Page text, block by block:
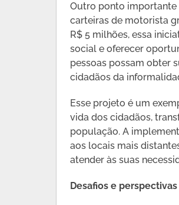
Outro ponto importante
carteiras de motorista
R$ 5 milhões, essa
social e oferecer
pessoas possam obter
cidadãos da
Esse projeto é um
vida dos cidadãos,
população. A
aos locais mais
atender às suas
Desafios e